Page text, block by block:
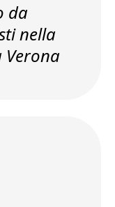
da
nella
Verona